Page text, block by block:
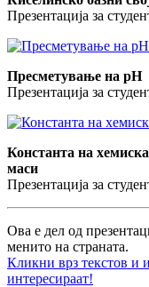
Презентација за
Пресметување на pH
Презентација за
Константа на
маси
Презентација за
Ова е дел од
менито на страната.
Кликни врз текстов и
интересираат!